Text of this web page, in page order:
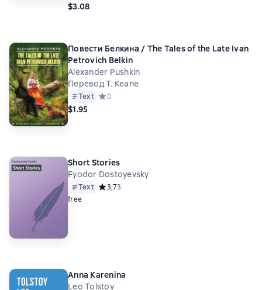
$3.08
Повести Белкина / The Tales of the Late Ivan
Petrovich Belkin
Alexander Pushkin
Перевод T. Keane
Text Средний рейтинг 0 на основе 0 оценок
0
$1.95
Short Stories
Fyodor Dostoyevsky
Text Средний рейтинг 3,7 на основе 3 оценок
3,73
free
Anna Karenina
Leo Tolstoy